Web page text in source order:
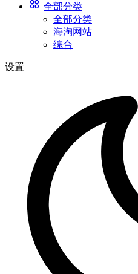
全部分类
全部分类
海淘网站
综合
设置